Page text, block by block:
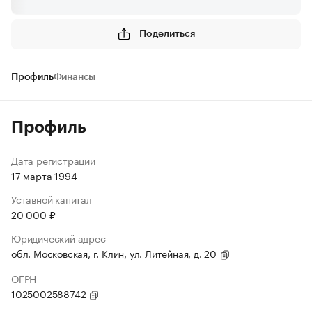
Поделиться
ПрофильФинансы
Профиль
Дата регистрации
17 марта 1994
Уставной капитал
20 000 ₽
Юридический адрес
обл. Московская, г. Клин, ул. Литейная, д. 20
ОГРН
1025002588742